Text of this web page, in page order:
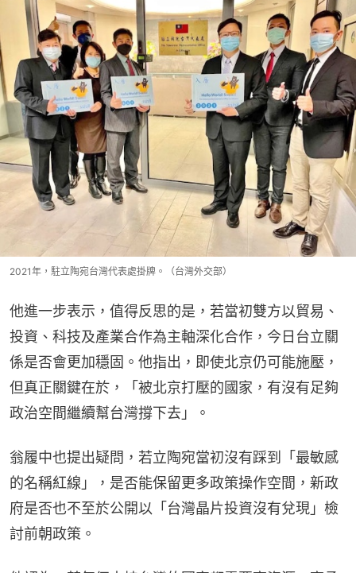
2021年，駐立陶宛台灣代表處掛牌。（台灣外交部）
他進一步表示，值得反思的是，若當初雙方以貿易、
投資、科技及產業合作為主軸深化合作，今日台立關
係是否會更加穩固。他指出，即使北京仍可能施壓，
但真正關鍵在於，「被北京打壓的國家，有沒有足夠
政治空間繼續幫台灣撐下去」。
翁履中也提出疑問，若立陶宛當初沒有踩到「最敏感
的名稱紅線」，是否能保留更多政策操作空間，新政
府是否也不至於公開以「台灣晶片投資沒有兌現」檢
討前朝政策。